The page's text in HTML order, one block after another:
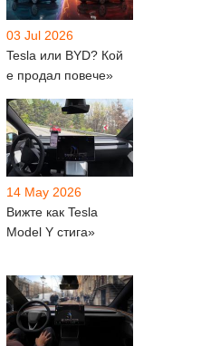
03 Jul 2026
Tesla или BYD? Кой
е продал повече»
14 May 2026
Вижте как Tesla
Model Y стига»